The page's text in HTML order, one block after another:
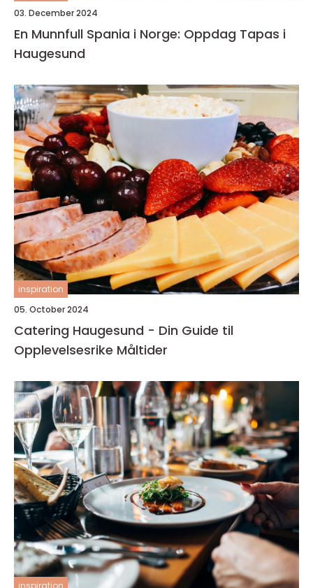
03. December 2024
En Munnfull Spania i Norge: Oppdag Tapas i
Haugesund
inspiration
05. October 2024
Catering Haugesund - Din Guide til
Opplevelsesrike Måltider